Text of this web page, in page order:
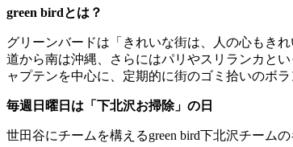
green birdとは？
グリーンバードは「きれいな街は、人の心もき
道から南は沖縄、さらにはパリやスリランカと
ャプテンを中心に、定期的に街のゴミ拾いのボ
毎週日曜日は「下北沢お掃除」の日
世田谷にチームを構えるgreen bird下北沢チーム